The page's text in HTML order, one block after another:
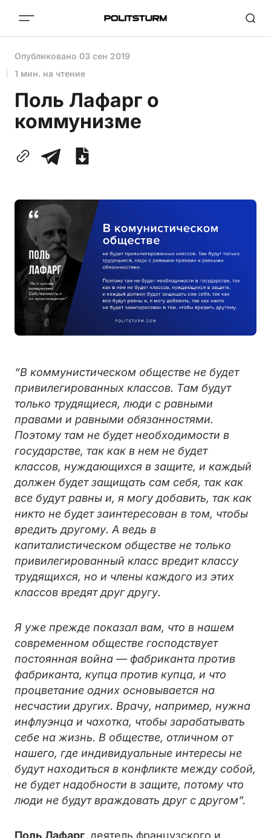
Опубликовано 03 сен 2019
1 мин. на чтение
Поль Лафарг о
коммунизме
“В коммунистическом обществе не будет
привилегированных классов. Там будут
только трудящиеся, люди с равными
правами и равными обязанностями.
Поэтому там не будет необходимости в
государстве, так как в нем не будет
классов, нуждающихся в защите, и каждый
должен будет защищать сам себя, так как
все будут равны и, я могу добавить, так как
никто не будет заинтересован в том, чтобы
вредить другому. А ведь в
капиталистическом обществе не только
привилегированный класс вредит классу
трудящихся, но и члены каждого из этих
классов вредят друг другу.
Я уже прежде показал вам, что в нашем
современном обществе господствует
постоянная война — фабриканта против
фабриканта, купца против купца, и что
процветание одних основывается на
несчастии других. Врачу, например, нужна
инфлуэнца и чахотка, чтобы зарабатывать
себе на жизнь. В обществе, отличном от
нашего, где индивидуальные интересы не
будут находиться в конфликте между собой,
не будет надобности в защите, потому что
люди не будут враждовать друг с другом”.
Поль Лафарг,деятель французского и